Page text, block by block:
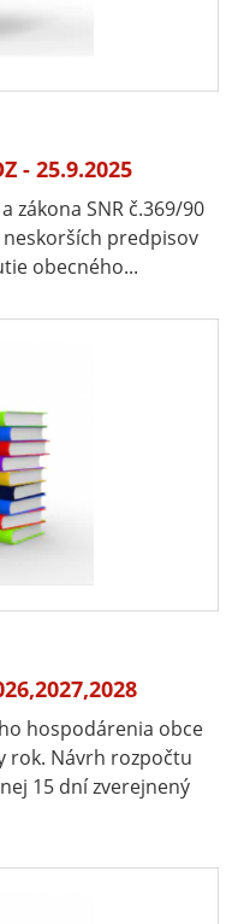
- 25.9.2025
zákona SNR č.369/90
predpisov
obecného...
hospodárenia obce
rok. Návrh rozpočtu
15 dní zverejnený